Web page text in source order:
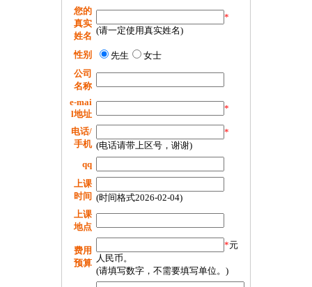
您的
真实
姓名
*
(请一定使用真实姓名)
性别 先生
女士
公司
名称
e-mai
l地址
*
电话/
手机
*
(电话请带上区号，谢谢)
qq
上课
时间 (时间格式2026-02-04)
上课
地点
费用
预算
*元
人民币。
(请填写数字，不需要填写单位。)